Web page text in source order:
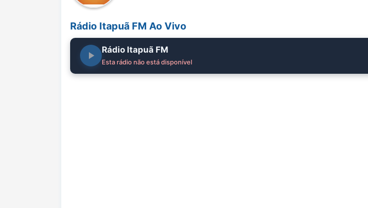
Rádio Itapuã FM Ao Vivo
Rádio Itapuã FM
Esta rádio não está disponível